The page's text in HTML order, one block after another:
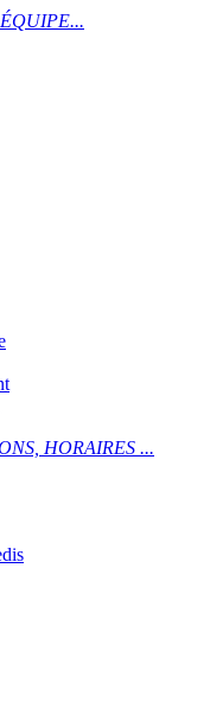
HORAIRES ...